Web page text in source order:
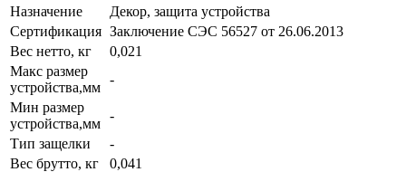
Назначение
Декор, защита устройства
Сертификация Заключение СЭС 56527 от 26.06.2013
Вес нетто, кг
0,021
Макс размер
устройства,мм
-
Мин размер
устройства,мм
-
Тип защелки
-
Вес брутто, кг
0,041